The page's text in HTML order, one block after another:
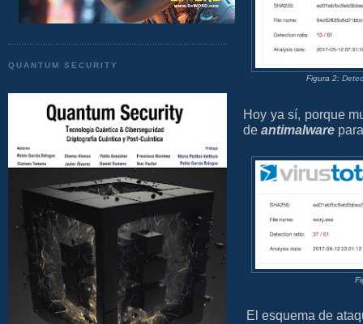
QUANTUM SECURITY
Figura 2:
Hoy ya sí, porque
de antimalware
El esquema de